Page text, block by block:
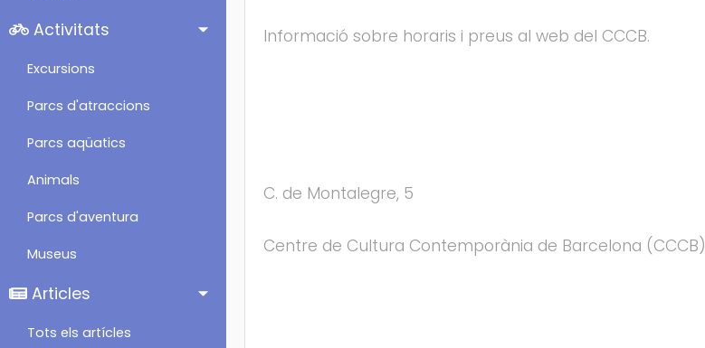
Activitats
Excursions
Parcs d'atraccions
Parcs aqüatics
Animals
Parcs d'aventura
Museus
Articles
Tots els artícles
Informació sobre horaris i preus al web del CCCB.
C. de Montalegre, 5
Centre de Cultura Contemporània de Barcelona (CCCB)